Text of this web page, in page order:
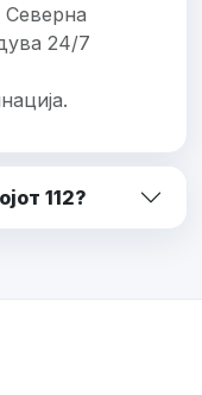
Северна
24/7
112?